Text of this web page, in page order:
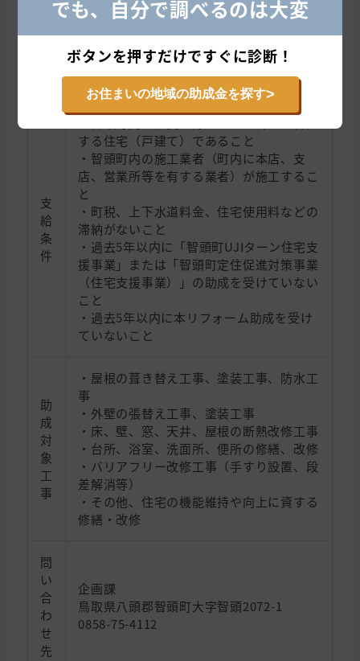
・補助対象経費の15％（上限15万円）
支
給
条
件
する住宅（戸建て）であること
・智頭町内の施工業者（町内に本店、支
店、営業所等を有する業者）が施工するこ
と
・町税、上下水道料金、住宅使用料などの
滞納がないこと
・過去5年以内に「智頭町UJIターン住宅支
援事業」または「智頭町定住促進対策事業
（住宅支援事業）」の助成を受けていない
こと
・過去5年以内に本リフォーム助成を受け
ていないこと
助
成
対
象
工
事
・屋根の葺き替え工事、塗装工事、防水工
事
・外壁の張替え工事、塗装工事
・床、壁、窓、天井、屋根の断熱改修工事
・台所、浴室、洗面所、便所の修繕、改修
・バリアフリー改修工事（手すり設置、段
差解消等）
・その他、住宅の機能維持や向上に資する
修繕・改修
問
い
合
わ
せ
先
企画課
鳥取県八頭郡智頭町大字智頭2072-1
0858-75-4112
でも、自分で調べるのは大変
ボタンを押すだけですぐに診断！
お住まいの地域の助成金を探す>